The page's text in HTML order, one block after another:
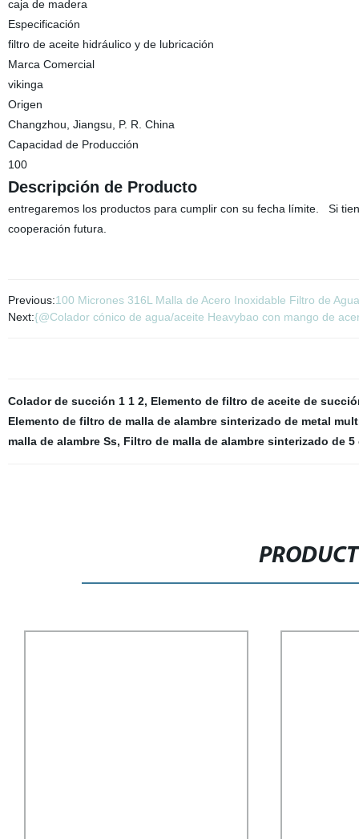
caja de madera
Especificación
filtro de aceite hidráulico y de lubricación
Marca Comercial
vikinga
Origen
Changzhou, Jiangsu, P. R. China
Capacidad de Producción
100
Descripción de Producto
entregaremos los productos para cumplir con su fecha límite. Si
cooperación futura.
Previous:100 Micrones 316L Malla de Acero Inoxidable Filtro de
Next:{@Colador cónico de agua/aceite Heavybao con mango de
Colador de succión 1 1 2, Elemento de filtro de aceite de
Elemento de filtro de malla de alambre sinterizado de metal
malla de alambre Ss, Filtro de malla de alambre sinterizado de 5